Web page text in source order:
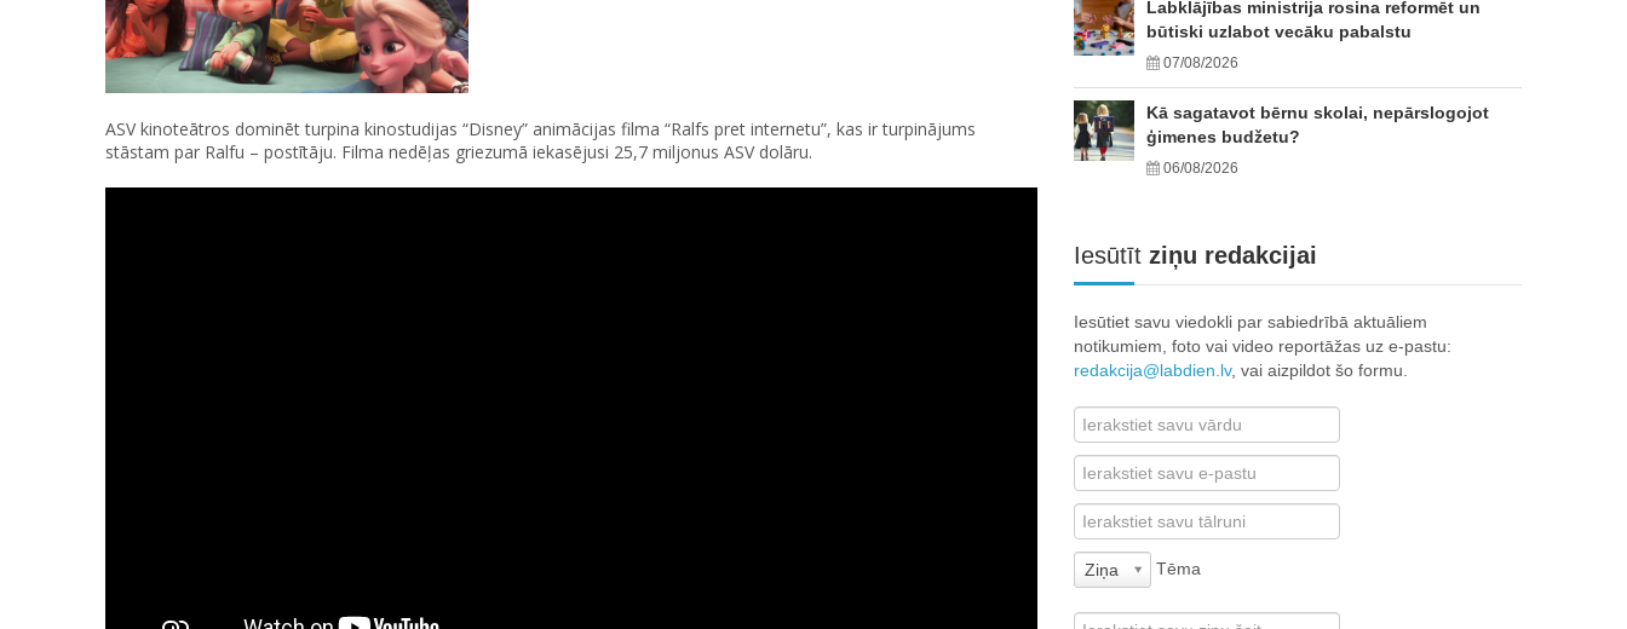
ASV kinoteātros dominēt turpina kinostudijas “Disney” animācijas filma “Ralfs pret internetu”, kas ir turpinājums
stāstam par Ralfu – postītāju. Filma nedēļas griezumā iekasējusi 25,7 miljonus ASV dolāru.
Labklājības ministrija rosina reformēt un
būtiski uzlabot vecāku pabalstu
07/08/2026
Kā sagatavot bērnu skolai, nepārslogojot
ģimenes budžetu?
06/08/2026
Iesūtīt ziņu redakcijai
Iesūtiet savu viedokli par sabiedrībā aktuāliem
notikumiem, foto vai video reportāžas uz e-pastu:
redakcija@labdien.lv, vai aizpildot šo formu.
Ziņa Tēma